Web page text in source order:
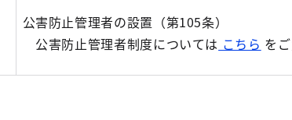
公害防止管理者の設置（第105条）
公害防止管理者制度については こちら を